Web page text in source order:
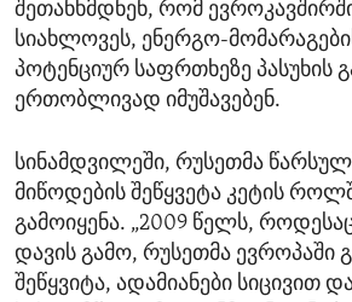
შეთანხმდნენ, რომ
სიახლოვეს, ენერგო-
პოტენციურ საფრთხეზე პასუხის
ერთობლივად იმუშავებენ.
სინამდვილეში, რუსეთმა
მიწოდების შეწყვეტა კეტის
გამოიყენა. „2009 წელს,
დავის გამო, რუსეთმა ევროპაში
შეწყვიტა, ადამიანები სიცივით